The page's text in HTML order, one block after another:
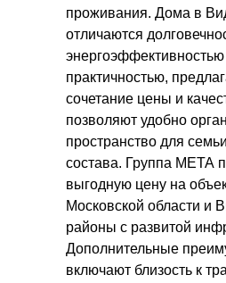
проживания. Дома в
отличаются
энергоэффективностью
практичностью,
сочетание цены и
позволяют удобно
пространство для
состава. Группа МЕТА
выгодную цену на
Московской области и
районы с развитой
Дополнительные
включают близость к